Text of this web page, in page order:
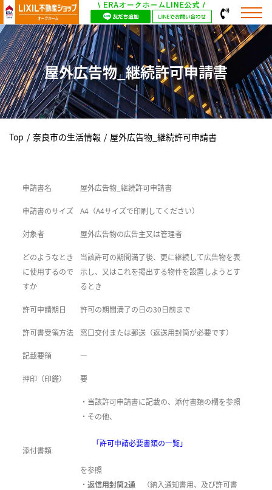
屋外広告物_継続許可申請書
Top / 奈良市の生活情報 / 屋外広告物_継続許可申請書
申請書名 屋外広告物_継続許可申請書
申請書のサイズ A4（A4サイズで印刷してください）
対象者 屋外広告物の広告主又は管理者
どのようなとき
に使用するので
すか
当該許可の期間満了後、更に継続して広告物を表
示し、又はこれを掲出する物件を設置しようとす
るとき
許可申請期日 許可の期間満了の日の30日前まで
許可書受領方法 窓口交付または郵送（返送用封筒が必要です）
記載要領 ―
押印（印鑑） 要
添付書類
・当該許可申請書に記載の、添付書類の欄を参照
・その他、
「許可申請必要書類の一覧」
を参照
・ 返信用封筒2通 （納入通知書用、及び許可書